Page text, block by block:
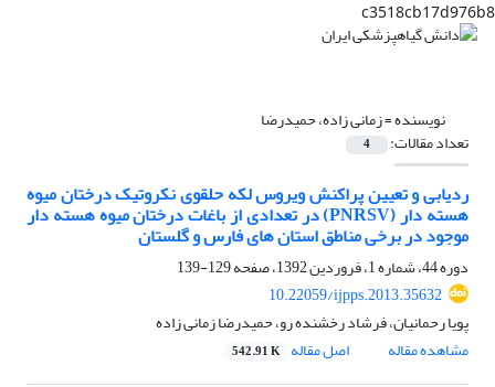
c3518cb17d976b8
نویسنده =زمانی زاده، حمیدرضا
تعداد مقالات: 4
ردیابی و تعیین پراکنش ویروس لکه حلقوی نکروتیک درختان میوه
هسته دار (PNRSV) در تعدادی از باغات درختان میوه هسته دار
موجود در برخی مناطق استان های فارس و گلستان
دوره 44، شماره 1، فروردین 1392، صفحه
129-139
10.22059/ijpps.2013.35632
پویا رحمانیان، فرشاد رخشنده رو، حمیدرضا زمانی زاده
مشاهده مقاله
اصل مقاله 542.91 K